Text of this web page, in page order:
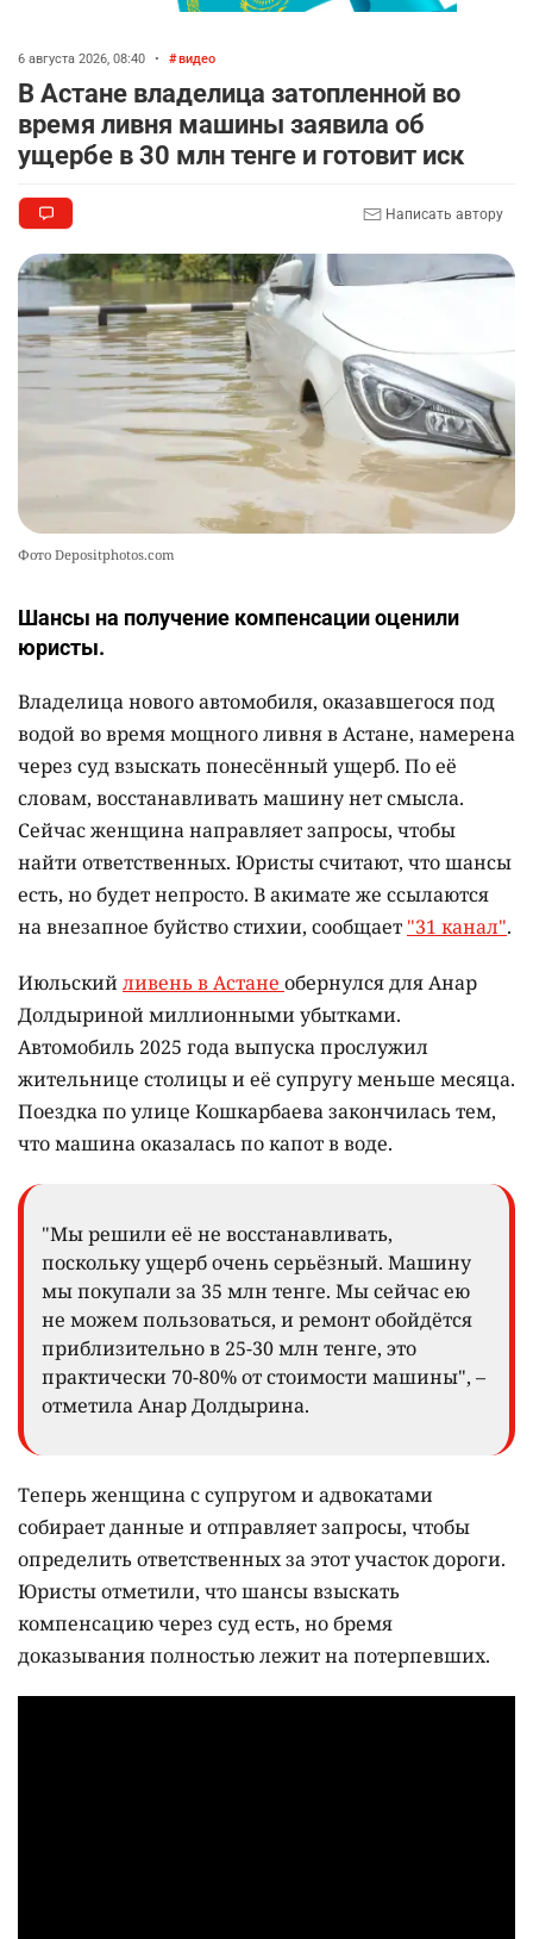
8 🤝 Токаев принял главу холдинга "Байтерек"
2312 1 21
9
🐏 Скота больше, а мясо дороже. Почему в
10
🗣 620 человек освободили из колоний по
амнистии
2382 3 20
6 августа 2026, 08:40 • видео
В Астане владелица затопленной во
время ливня машины заявила об
ущербе в 30 млн тенге и готовит иск
Написать автору
Фото Depositphotos.com
Шансы на получение компенсации оценили
юристы.
Владелица нового автомобиля, оказавшегося под
водой во время мощного ливня в Астане, намерена
через суд взыскать понесённый ущерб. По её
словам, восстанавливать машину нет смысла.
Сейчас женщина направляет запросы, чтобы
найти ответственных. Юристы считают, что шансы
есть, но будет непросто. В акимате же ссылаются
на внезапное буйство стихии, сообщает "31 канал".
Июльскийливень в Астане обернулся для Анар
Долдыриной миллионными убытками.
Автомобиль 2025 года выпуска прослужил
жительнице столицы и её супругу меньше месяца.
Поездка по улице Кошкарбаева закончилась тем,
что машина оказалась по капот в воде.
"Мы решили её не восстанавливать,
поскольку ущерб очень серьёзный. Машину
мы покупали за 35 млн тенге. Мы сейчас ею
не можем пользоваться, и ремонт обойдётся
приблизительно в 25-30 млн тенге, это
практически 70-80% от стоимости машины", –
отметила Анар Долдырина.
Теперь женщина с супругом и адвокатами
собирает данные и отправляет запросы, чтобы
определить ответственных за этот участок дороги.
Юристы отметили, что шансы взыскать
компенсацию через суд есть, но бремя
доказывания полностью лежит на потерпевших.